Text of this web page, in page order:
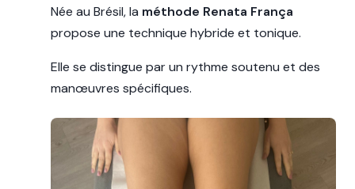
Née au Brésil, la méthode Renata França
propose une technique hybride et tonique.
Elle se distingue par un rythme soutenu et des
manœuvres spécifiques.